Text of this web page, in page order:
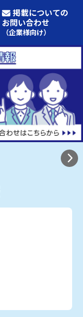
掲載についての
お問い合わせ
（企業様向け）